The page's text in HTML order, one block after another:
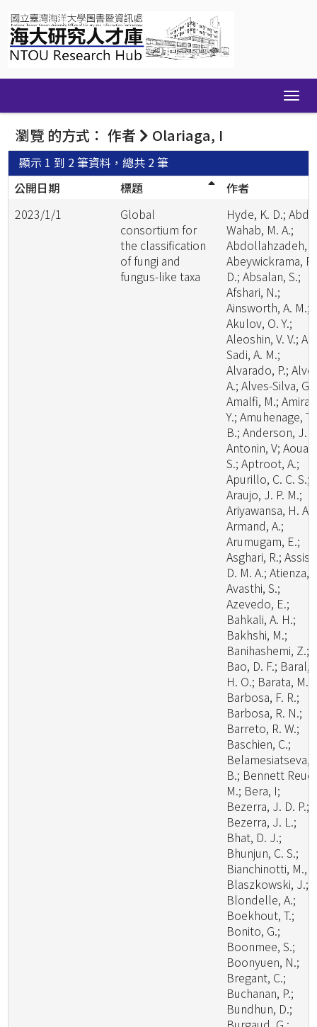
navigation
瀏覽 的方式： 作者 Olariaga, I
顯示 1 到 2 筆資料，總共 2 筆
公開日期
標題
作者
2023/1/1
Global
consortium for
the classification
of fungi and
fungus-like taxa
Hyde, K. D.;
Wahab, M. A.;
Abdollahzadeh,
Abeywickrama, P.
D.; Absalan, S.;
Afshari, N.;
Ainsworth, A. M.;
Akulov, O. Y.;
Aleoshin, V. V.; Al-
Sadi, A. M.;
Alvarado, P.;
A.; Alves-Silva, G.;
Amalfi, M.; Amira,
Y.; Amuhenage, T.
B.; Anderson, J.
Antonin, V; Aouali,
S.; Aptroot, A.;
Apurillo, C. C. S.;
Araujo, J. P. M.;
Ariyawansa, H. A.;
Armand, A.;
Arumugam, E.;
Asghari, R.; Assis,
D. M. A.; Atienza,
Avasthi, S.;
Azevedo, E.;
Bahkali, A. H.;
Bakhshi, M.;
Banihashemi, Z.;
Bao, D. F.; Baral,
H. O.; Barata, M.;
Barbosa, F. R.;
Barbosa, R. N.;
Barreto, R. W.;
Baschien, C.;
Belamesiatseva,
B.; Bennett
M.; Bera, I;
Bezerra, J. D. P.;
Bezerra, J. L.;
Bhat, D. J.;
Bhunjun, C. S.;
Bianchinotti, M.,
Blaszkowski, J.;
Blondelle, A.;
Boekhout, T.;
Bonito, G.;
Boonmee, S.;
Boonyuen, N.;
Bregant, C.;
Buchanan, P.;
Bundhun, D.;